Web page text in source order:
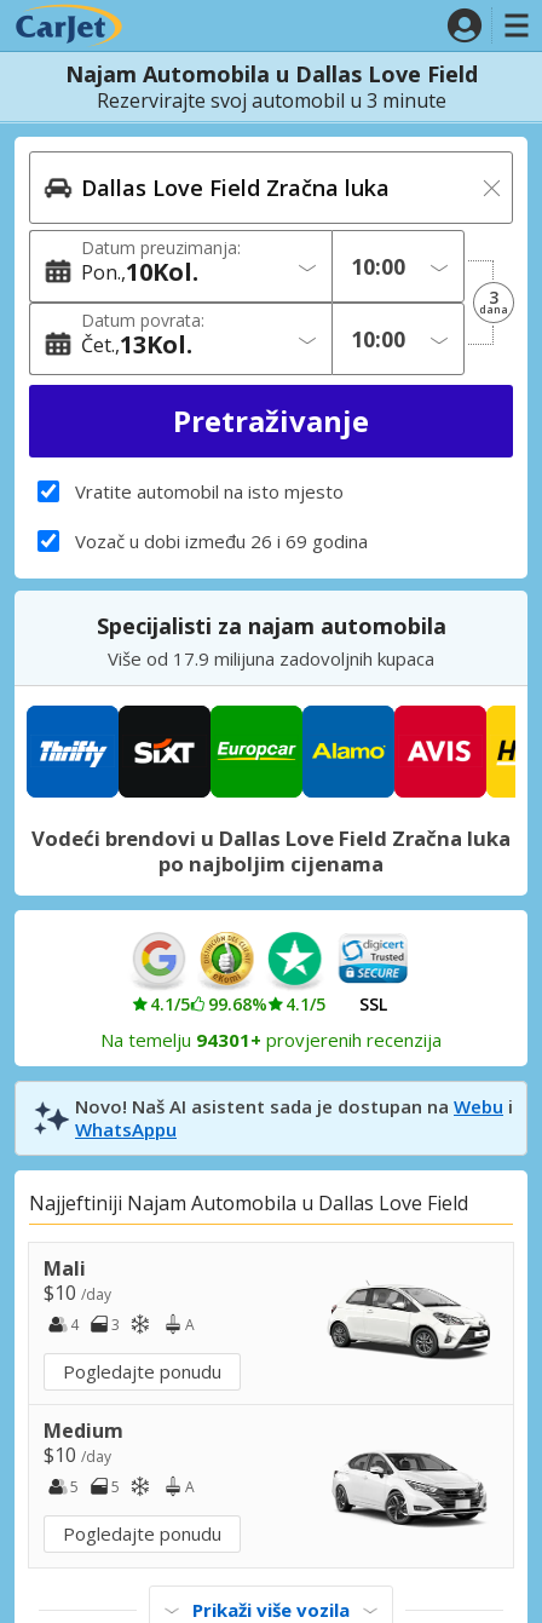
Najam Automobila u Dallas Love Field
Rezervirajte svoj automobil u 3 minute
Datum preuzimanja:
Pon. 10Kol.
Datum povrata:
Čet. 13Kol.
3
dana
Vratite automobil na isto mjesto
Vozač u dobi između 26 i 69 godina
Specijalisti za najam automobila
Više od 17.9 milijuna zadovoljnih kupaca
Vodeći brendovi u Dallas Love Field Zračna luka
po najboljim cijenama
4.1/5 99.68% 4.1/5 SSL
Na temelju 94301+ provjerenih recenzija
Novo! Naš AI asistent sada je dostupan na Webu i
WhatsAppu
Najjeftiniji Najam Automobila u Dallas Love Field
Mali
$10 /day
4
3 A
Pogledajte ponudu
Medium
$10 /day
5
5 A
Pogledajte ponudu
Prikaži više vozila